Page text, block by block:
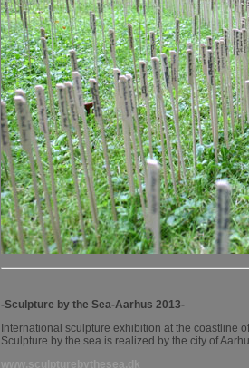
-Sculpture by the Sea-Aarhus 2013-
International sculpture exhibition at the coastline
Sculpture by the sea is realized by the city of
www.sculpturebythesea.dk